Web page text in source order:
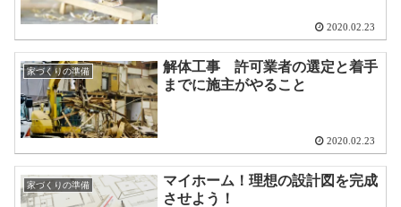
2020.02.23
家づくりの準備
解体工事 許可業者の選定と着手
までに施主がやること
2020.02.23
家づくりの準備
マイホーム！理想の設計図を完成
させよう！